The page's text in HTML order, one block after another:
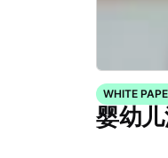
WHITE
婴幼